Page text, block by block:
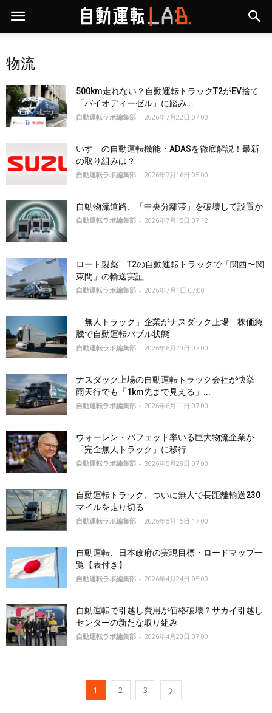
物流
500km走れない？自動運転トラックT2がEV捨て
「バイオディーゼル」に踏み...
自動運転ラボ編集部 - 2026年7月22日 07:00
いすゞの自動運転機能・ADASを徹底解説！最新
の取り組みは？
自動運転ラボ編集部 - 2026年7月16日 05:00
自動物流道路、「中央分離帯」を破壊して設置か
自動運転ラボ編集部 - 2026年7月15日 07:12
ロート製薬 T2の自動運転トラックで「関西〜関
東間」の輸送実証
自動運転ラボ編集部 - 2026年7月1日 07:00
「無人トラック」企業がナスダック上場 株価急
騰で自動運転バブル状態
自動運転ラボ編集部 - 2026年6月20日 07:00
ナスダック上場の自動運転トラック会社が快挙
雨天行でも「1km先まで見える」...
自動運転ラボ編集部 - 2026年6月11日 07:00
ウォーレン・バフェット率いる巨大物流企業が
「完全無人トラック」に移行
自動運転ラボ編集部 - 2026年5月28日 07:00
自動運転トラック、ついに無人で長距離輸送230
マイルを走り切る
自動運転ラボ編集部 - 2026年5月15日 17:00
自動運転、日本政府の実現目標・ロードマップ一
覧【表付き】
自動運転ラボ編集部 - 2026年4月24日 05:00
自動運転で引越し費用が価格破壊？サカイ引越し
センターの新たな取り組み
自動運転ラボ編集部 - 2026年4月23日 07:00
1 2 3